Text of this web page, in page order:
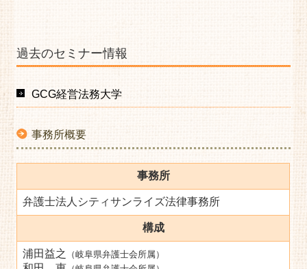
事務所概要
事務所
弁護士法人シティサンライズ法律事務所
構成
浦田益之 （岐阜県弁護士会所属）
過去のセミナー情報
GCG経営法務大学